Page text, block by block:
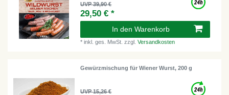
UVP 39,90 €
29,50 € *
In den Warenkorb
*inkl. ges. MwSt. zzgl.Versandkosten
Gewürzmischung für Wiener Wurst, 200 g
UVP 15,26 €